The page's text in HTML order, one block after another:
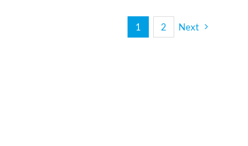
1 2 Next